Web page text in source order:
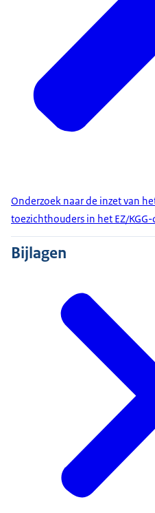
Onderzoek naar de inzet van
toezichthouders in het EZ/
Bijlagen